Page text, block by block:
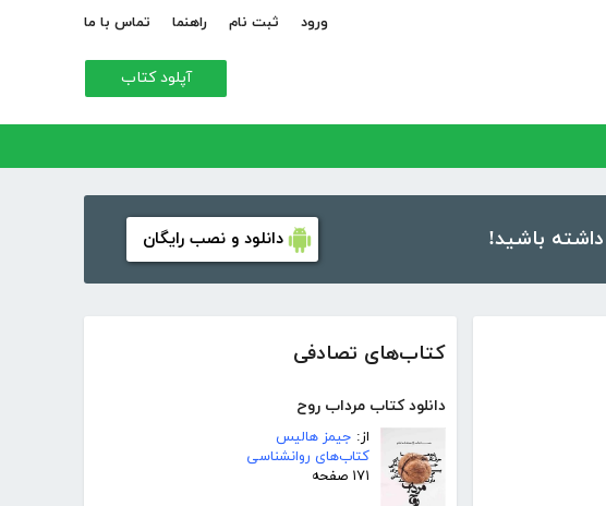
ورود ثبت نام راهنما تماس با ما
آپلود کتاب
دانلود و نصب رایگان
کتاب‌های تصادفی
دانلود کتاب مرداب روح
از: جیمز هالیس
کتاب‌های روانشناسی
۱۷۱ صفحه